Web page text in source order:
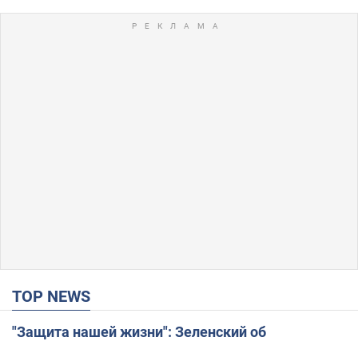
TOP NEWS
"Защита нашей жизни": Зеленский об